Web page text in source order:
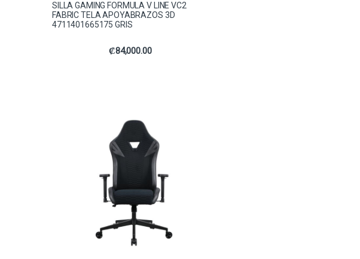
SILLA GAMING FORMULA V LINE VC2
FABRIC TELA APOYABRAZOS 3D
4711401665175 GRIS
₡84,000.00